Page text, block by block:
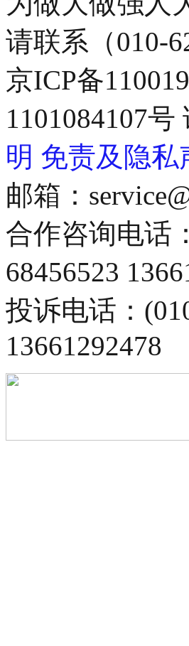
请联系（010-
京ICP备
1101084107
明 免责及隐私
邮箱：
合作咨询电话
68456523
投诉电话：
13661292478